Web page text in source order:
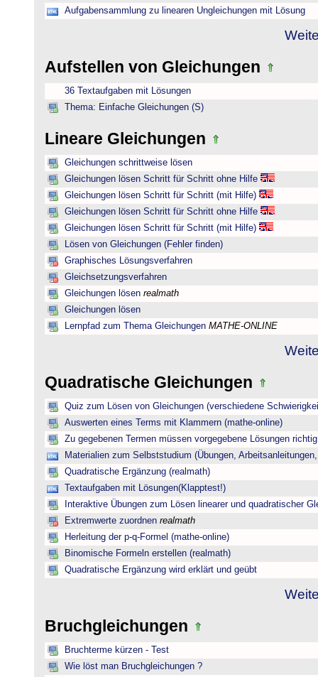
Aufgabensammlung zu linearen Ungleichungen mit Lösung
Aufstellen von Gleichungen
36 Textaufgaben mit Lösungen
Thema: Einfache Gleichungen (S)
Lineare Gleichungen
Gleichungen schrittweise lösen
Gleichungen lösen Schritt für Schritt ohne Hilfe
Gleichungen lösen Schritt für Schritt (mit Hilfe)
Gleichungen lösen Schritt für Schritt ohne Hilfe
Gleichungen lösen Schritt für Schritt (mit Hilfe)
Lösen von Gleichungen (Fehler finden)
Graphisches Lösungsverfahren
Gleichsetzungsverfahren
Gleichungen lösen realmath
Gleichungen lösen
Lernpfad zum Thema Gleichungen MATHE-ONLINE
Quadratische Gleichungen
Quiz zum Lösen von Gleichungen (verschiedene
Auswerten eines Terms mit Klammern (mathe-online)
Zu gegebenen Termen müssen vorgegebene Lösungen
Materialien zum Selbststudium (Übungen,
Quadratische Ergänzung (realmath)
Textaufgaben mit Lösungen(Klapptest!)
Interaktive Übungen zum Lösen linearer und quadratischer
Extremwerte zuordnen realmath
Herleitung der p-q-Formel (mathe-online)
Binomische Formeln erstellen (realmath)
Quadratische Ergänzung wird erklärt und geübt
Bruchgleichungen
Bruchterme kürzen - Test
Wie löst man Bruchgleichungen ?